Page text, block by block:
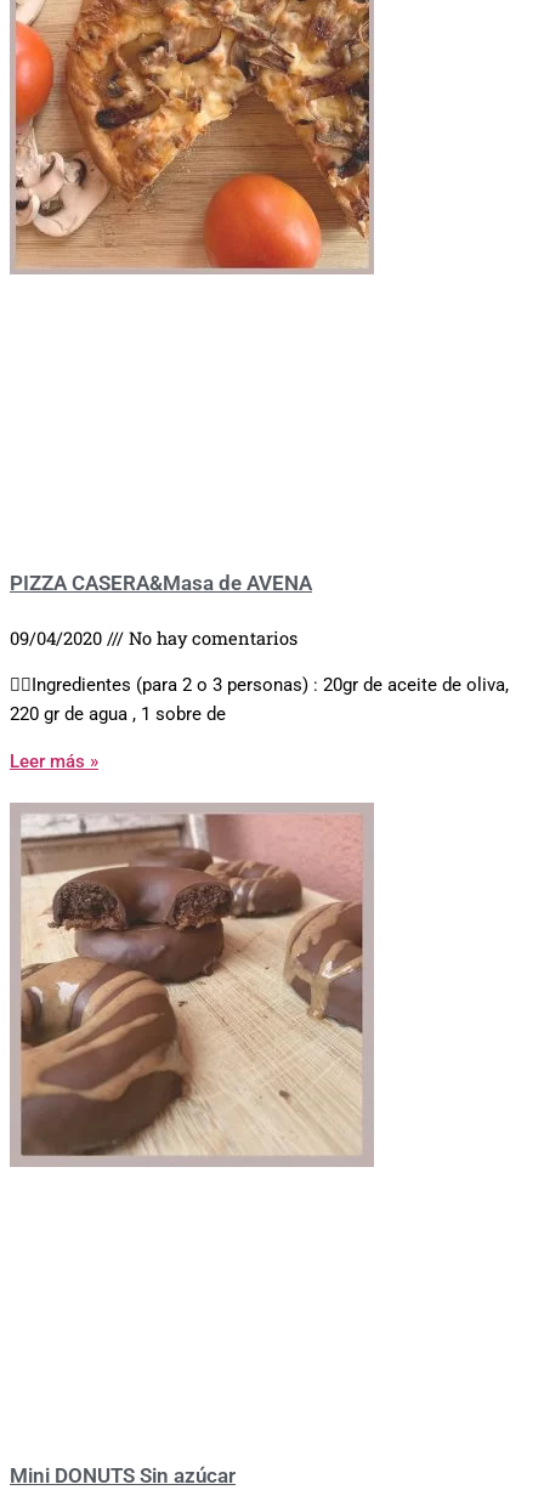
PIZZA CASERA&Masa de AVENA
09/04/2020 No hay comentarios
👉🏼Ingredientes (para 2 o 3 personas) : 20gr de aceite de oliva,
220 gr de agua , 1 sobre de
Leer más »
Mini DONUTS Sin azúcar